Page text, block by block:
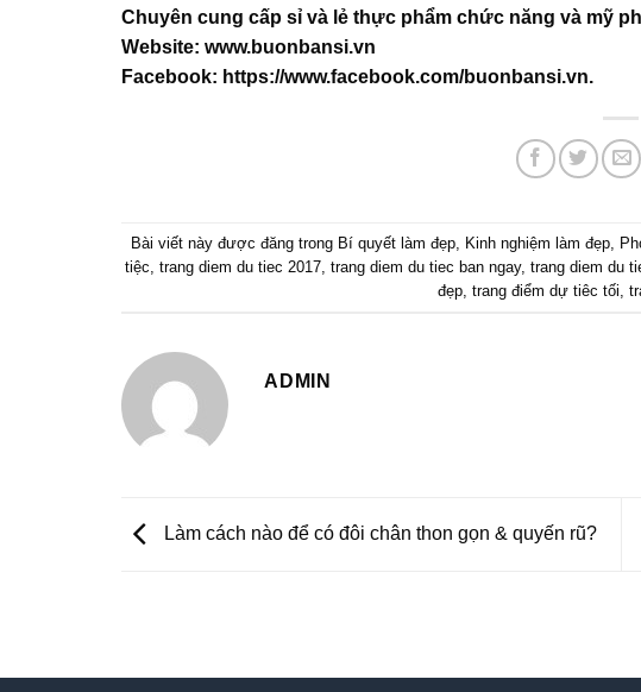
Chuyên cung cấp sỉ và lẻ thực phẩm chức năng và mỹ
Website: www.buonbansi.vn
Facebook: https://www.facebook.com/buonbansi.vn.
Bài viết này được đăng trong Bí quyết làm đẹp, Kinh nghiệm làm đẹp,
tiệc trang diem du tiec 2017 trang diem du tiec ban ngay, trang diem du
đẹp trang điểm dự tiêc tối
ADMIN
Làm cách nào để có đôi chân thon gọn & quyến rũ?